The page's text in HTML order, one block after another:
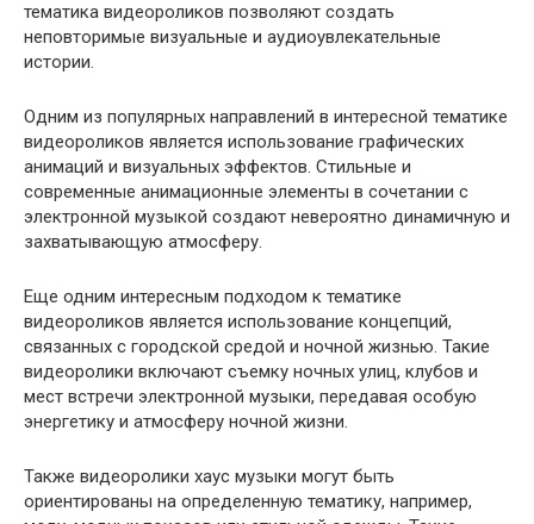
тематика видеороликов позволяют создать
неповторимые визуальные и аудиоувлекательные
истории.
Одним из популярных направлений в интересной тематике
видеороликов является использование графических
анимаций и визуальных эффектов. Стильные и
современные анимационные элементы в сочетании с
электронной музыкой создают невероятно динамичную и
захватывающую атмосферу.
Еще одним интересным подходом к тематике
видеороликов является использование концепций,
связанных с городской средой и ночной жизнью. Такие
видеоролики включают съемку ночных улиц, клубов и
мест встречи электронной музыки, передавая особую
энергетику и атмосферу ночной жизни.
Также видеоролики хаус музыки могут быть
ориентированы на определенную тематику, например,